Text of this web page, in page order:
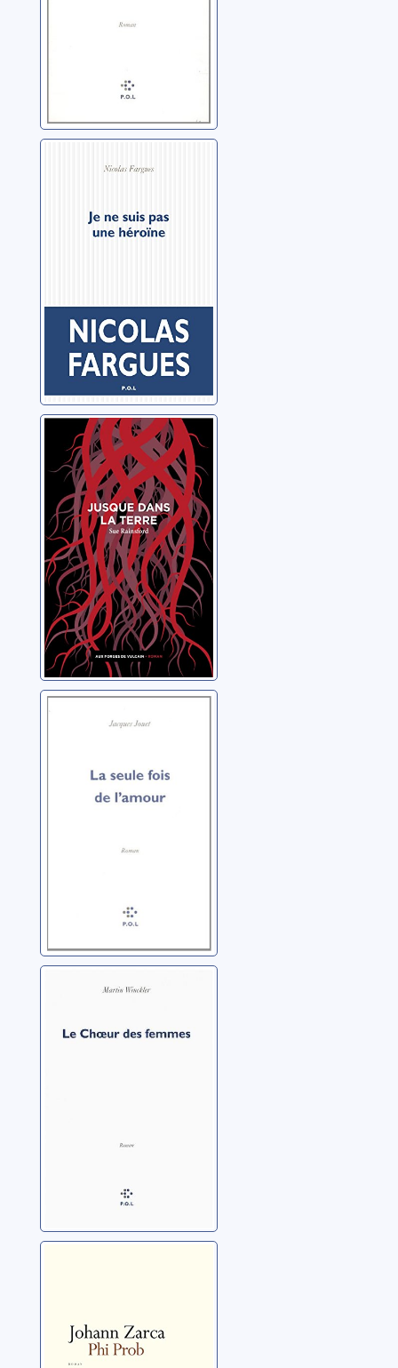
une héroïne
Fargues, Nicolas
Jusque dans la
terre
Rainsford, Sue
l'amour
Le choeur des
Winckler, Martin